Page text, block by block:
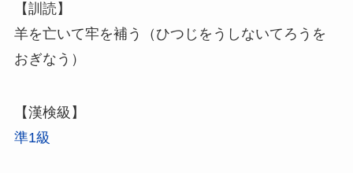
【訓読】
羊を亡いて牢を補う（ひつじをうしないてろうを
おぎなう）
【漢検級】
準1級